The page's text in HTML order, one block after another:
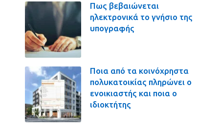
Πως βεβαιώνεται
ηλεκτρονικά το γνήσιο της
υπογραφής
Ποια από τα κοινόχρηστα
πολυκατοικίας πληρώνει ο
ενοικιαστής και ποια ο
ιδιοκτήτης